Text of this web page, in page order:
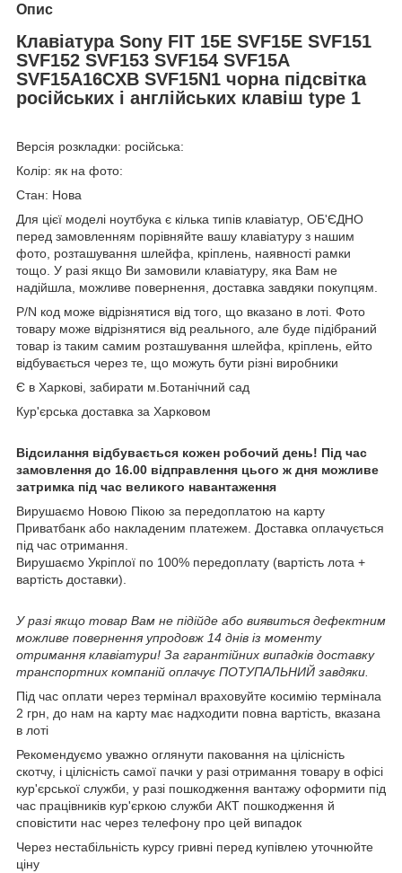
Опис
Клавіатура Sony FIT 15E SVF15E SVF151
SVF152 SVF153 SVF154 SVF15A
SVF15A16CXB SVF15N1 чорна підсвітка
російських і англійських клавіш type 1
Версія розкладки: російська:
Колір: як на фото:
Стан: Нова
Для цієї моделі ноутбука є кілька типів клавіатур, ОБ'ЄДНО
перед замовленням порівняйте вашу клавіатуру з нашим
фото, розташування шлейфа, кріплень, наявності рамки
тощо. У разі якщо Ви замовили клавіатуру, яка Вам не
надійшла, можливе повернення, доставка завдяки покупцям.
P/N код може відрізнятися від того, що вказано в лоті. Фото
товару може відрізнятися від реального, але буде підібраний
товар із таким самим розташування шлейфа, кріплень, ейто
відбувається через те, що можуть бути різні виробники
Є в Харкові, забирати м.Ботанічний сад
Кур'єрська доставка за Харковом
Відсилання відбувається кожен робочий день! Під час
замовлення до 16.00 відправлення цього ж дня можливе
затримка під час великого навантаження
Вирушаємо Новою Пікою за передоплатою на карту
Приватбанк або накладеним платежем. Доставка оплачується
під час отримання.
Вирушаємо Укріплої по 100% передоплату (вартість лота +
вартість доставки).
У разі якщо товар Вам не підійде або виявиться дефектним
можливе повернення упродовж 14 днів із моменту
отримання клавіатури! За гарантійних випадків доставку
транспортних компаній оплачує ПОТУПАЛЬНИЙ завдяки.
Під час оплати через термінал враховуйте косимію термінала
2 грн, до нам на карту має надходити повна вартість, вказана
в лоті
Рекомендуємо уважно оглянути паковання на цілісність
скотчу, і цілісність самої пачки у разі отримання товару в офісі
кур'єрської служби, у разі пошкодження вантажу оформити під
час працівників кур'єркою служби АКТ пошкодження й
сповістити нас через телефону про цей випадок
Через нестабільність курсу гривні перед купівлею уточнюйте
ціну